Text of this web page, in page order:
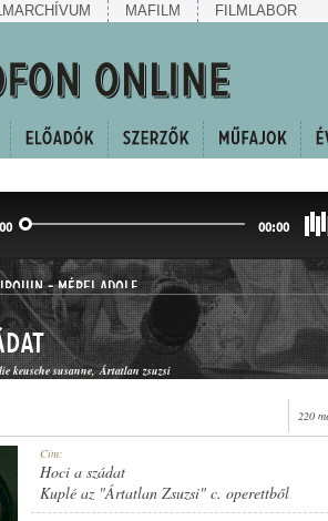
MAFILM FILMLABOR
00:00
-MÉREI ADOLF
keusche susanne Ártatlan zsuzsi
220
Cím:
Hoci a szádat
Kuplé az "Ártatlan Zsuzsi" c. operettből